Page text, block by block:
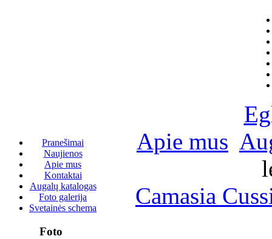
Pranešimai
Naujienos
Apie mus
Kontaktai
Augalų katalogas
Foto galerija
Svetainės schema
Foto
Apie mus
Camasia